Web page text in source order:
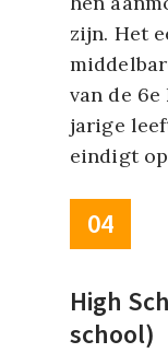
zijn. Het
van de 6e
jarige
eindigt
04
High
school)